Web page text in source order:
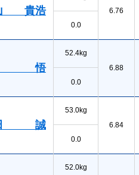
貴浩
6.76
0.0
悟
52.4kg
6.88
0.0
誠
53.0kg
6.84
0.0
52.0kg